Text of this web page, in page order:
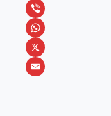
c
e
b
o
e
s
s
e
L
i
n
k
V
i
b
W
h
X